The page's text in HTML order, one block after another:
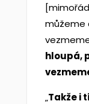
můžeme
hloupá,
„Takže i